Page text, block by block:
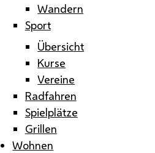
Wandern
Sport
Übersicht
Kurse
Vereine
Radfahren
Spielplätze
Grillen
Wohnen